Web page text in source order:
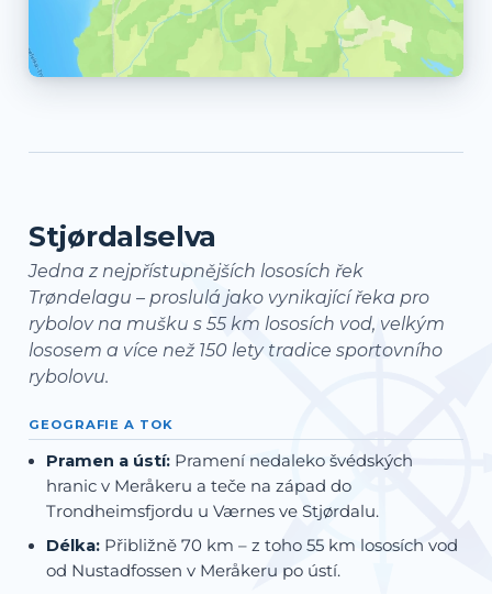
Stjørdalselva
Jedna z nejpřístupnějších lososích řek
Trøndelagu – proslulá jako vynikající řeka pro
rybolov na mušku s 55 km lososích vod, velkým
lososem a více než 150 lety tradice sportovního
rybolovu.
GEOGRAFIE A TOK
Pramen a ústí: Pramení nedaleko švédských
hranic v Meråkeru a teče na západ do
Trondheimsfjordu u Værnes ve Stjørdalu.
Délka: Přibližně 70 km – z toho 55 km lososích vod
od Nustadfossen v Meråkeru po ústí.